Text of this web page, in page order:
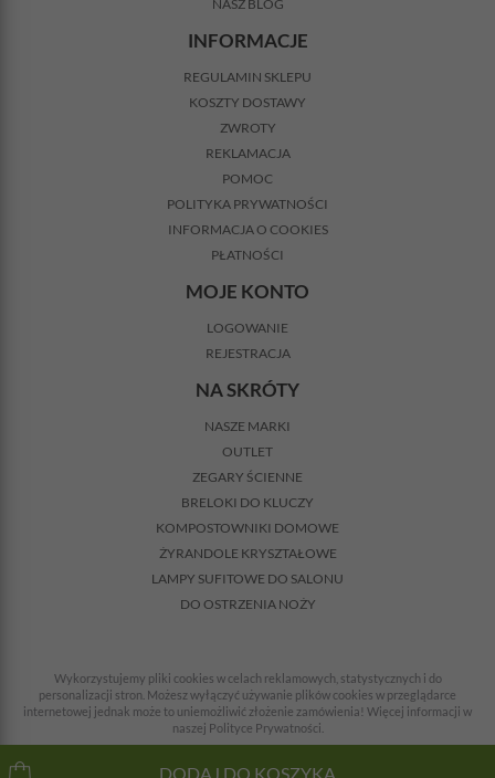
DODAJ DO KOSZYKA
NASZ BLOG
INFORMACJE
REGULAMIN SKLEPU
KOSZTY DOSTAWY
ZWROTY
REKLAMACJA
POMOC
POLITYKA PRYWATNOŚCI
INFORMACJA O COOKIES
PŁATNOŚCI
MOJE KONTO
LOGOWANIE
REJESTRACJA
NA SKRÓTY
NASZE MARKI
OUTLET
ZEGARY ŚCIENNE
BRELOKI DO KLUCZY
KOMPOSTOWNIKI DOMOWE
ŻYRANDOLE KRYSZTAŁOWE
LAMPY SUFITOWE DO SALONU
DO OSTRZENIA NOŻY
Wykorzystujemy pliki cookies w celach reklamowych, statystycznych i do
personalizacji stron. Możesz wyłączyć używanie plików cookies w przeglądarce
internetowej jednak może to uniemożliwić złożenie zamówienia! Więcej informacji w
naszej Polityce Prywatności.